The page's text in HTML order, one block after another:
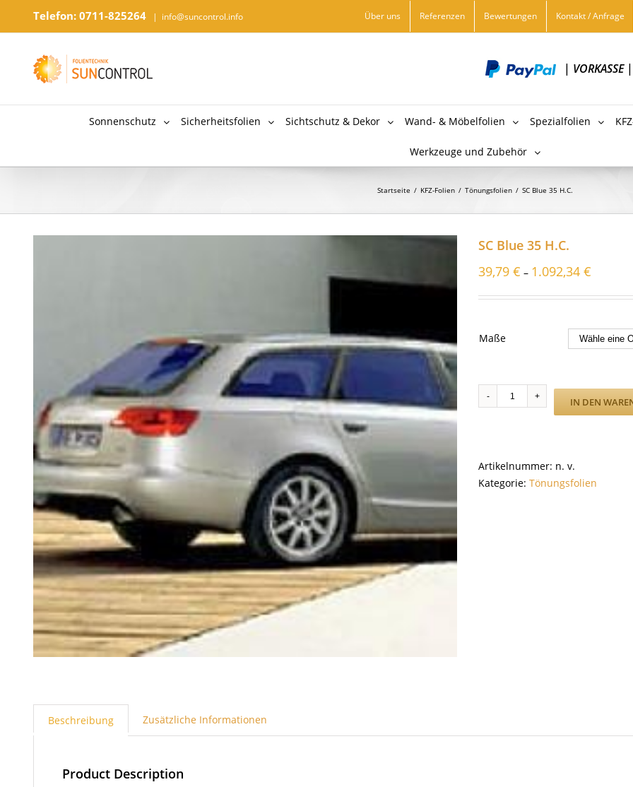
Telefon: 0711-825264 | info@suncontrol.info Über uns Referenzen Bewertungen Kontakt / Anfrage
| VORKASSE|
Sonnenschutz Sicherheitsfolien Sichtschutz & Dekor Wand- & Möbelfolien Spezialfolien
Werkzeuge und Zubehör
Startseite / KFZ-Folien / Tönungsfolien / SC Blue 35 H.C.
SC Blue 35 H.C.
39,79 € – 1.092,34 €
Maße
Blue
Menge
IN DEN
Artikelnummer: n. v.
Kategorie: Tönungsfolien
Beschreibung Zusätzliche Informationen
Product Description